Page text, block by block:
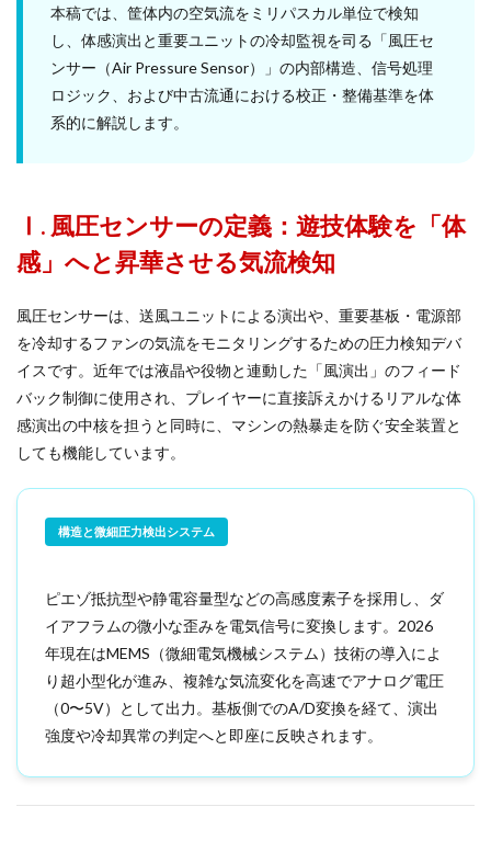
本稿では、筐体内の空気流をミリパスカル単位で検知
し、体感演出と重要ユニットの冷却監視を司る「風圧セ
ンサー（Air Pressure Sensor）」の内部構造、信号処理
ロジック、および中古流通における校正・整備基準を体
系的に解説します。
Ⅰ. 風圧センサーの定義：遊技体験を「体
感」へと昇華させる気流検知
風圧センサーは、送風ユニットによる演出や、重要基板・電源部
を冷却するファンの気流をモニタリングするための圧力検知デバ
イスです。近年では液晶や役物と連動した「風演出」のフィード
バック制御に使用され、プレイヤーに直接訴えかけるリアルな体
感演出の中核を担うと同時に、マシンの熱暴走を防ぐ安全装置と
しても機能しています。
構造と微細圧力検出システム
ピエゾ抵抗型や静電容量型などの高感度素子を採用し、ダ
イアフラムの微小な歪みを電気信号に変換します。2026
年現在はMEMS（微細電気機械システム）技術の導入によ
り超小型化が進み、複雑な気流変化を高速でアナログ電圧
（0〜5V）として出力。基板側でのA/D変換を経て、演出
強度や冷却異常の判定へと即座に反映されます。